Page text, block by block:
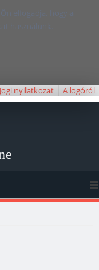
elfogadja, hogy a
használunk.
Jogi nyilatkozat A logóról